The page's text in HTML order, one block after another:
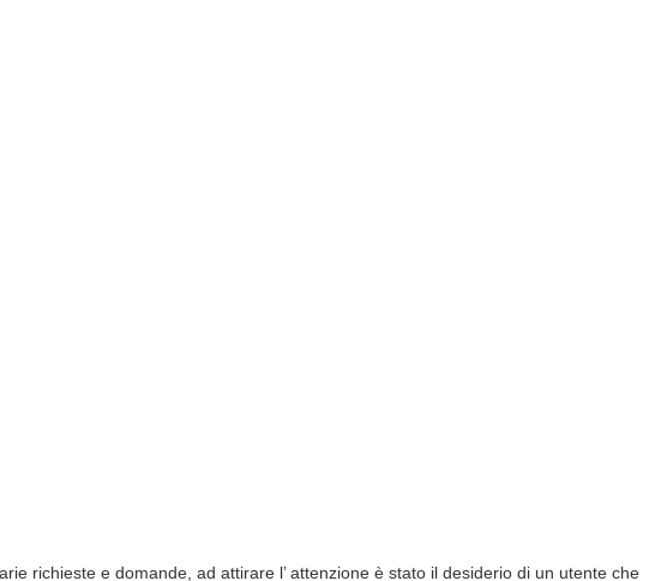
richieste e domande, ad attirare l’ attenzione è stato il desiderio di un utente che